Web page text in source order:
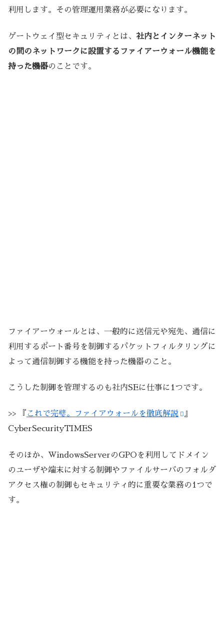
利用します。その管理運用業務が必要になります。
ゲートウェイ型セキュリティとは、 社内とインターネット
の間のネットワークに設置するファイアーウォール機能を
持った機器のことです。
ファイアーウォールとは、一般的に送信元や宛先、通信に
利用するポート番号を制御するパケットフィルタリングに
よって通信制御する機能を持った機器のこと。
こうした制御を管理するのも社内SEに仕事に1つです。
>> 『 これで完璧。ファイアウォールを徹底解説
』
CyberSecurityTIMES
そのほか、WindowsServerのGPOを利用してドメイン
のユーザや端末に対する制御やファイルサーバのフォルダ
アクセス権の制御もセキュリティ的に重要な業務の1つで
す。